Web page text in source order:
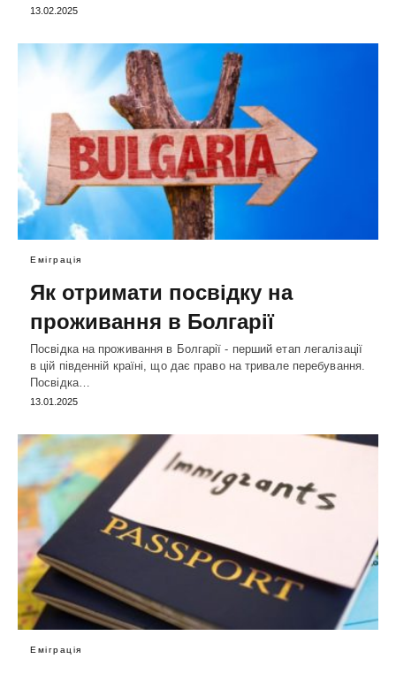
13.02.2025
Еміграція
Як отримати посвідку на
проживання в Болгарії
Посвідка на проживання в Болгарії - перший етап легалізації
в цій південній країні, що дає право на тривале перебування.
Посвідка…
13.01.2025
Еміграція